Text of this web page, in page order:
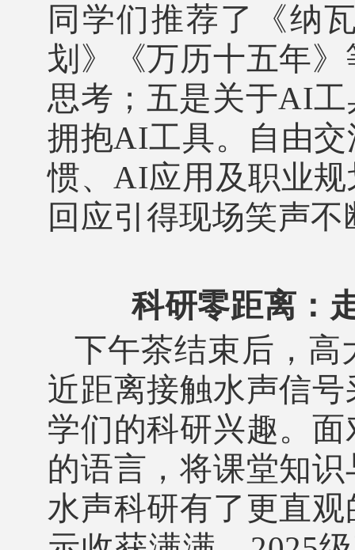
同学们推荐了《纳
划》《万历十五年
思考；五是关于AI
拥抱AI工具。自由
惯、AI应用及职业
回应引得现场笑声
科研零距离：
下午茶结束后，高
近距离接触水声信
学们的科研兴趣。
的语言，将课堂知
水声科研有了更直